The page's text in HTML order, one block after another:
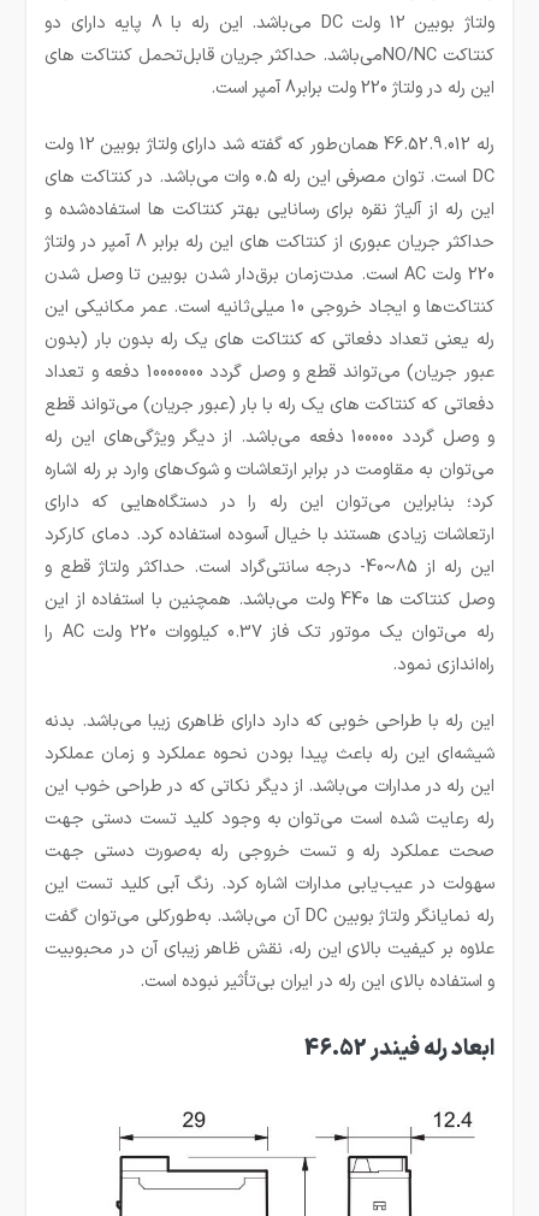
ولتاژ بوبین 12 ولت DC می‌باشد. این رله با 8 پایه دارای دو
کنتاکت NO/NCمی‌باشد. حداکثر جریان قابل‌تحمل کنتاکت های
این رله در ولتاژ 220 ولت برابر8 آمپر است.
رله 46.52.9.012 همان‌طور که گفته شد دارای ولتاژ بوبین 12 ولت
DC است. توان مصرفی این رله 0.5 وات می‌باشد. در کنتاکت های
این رله از آلیاژ نقره برای رسانایی بهتر کنتاکت ها استفاده‌شده و
حداکثر جریان عبوری از کنتاکت های این رله برابر 8 آمپر در ولتاژ
220 ولت AC است. مدت‌زمان برق‌دار شدن بوبین تا وصل شدن
کنتاکت‌ها و ایجاد خروجی 10 میلی‌ثانیه است. عمر مکانیکی این
رله یعنی تعداد دفعاتی که کنتاکت های یک رله بدون بار (بدون
عبور جریان) می‌تواند قطع و وصل گردد 10000000 دفعه و تعداد
دفعاتی که کنتاکت های یک رله با بار (عبور جریان) می‌تواند قطع
و وصل گردد 100000 دفعه می‌باشد. از دیگر ویژگی‌های این رله
می‌توان به مقاومت در برابر ارتعاشات و شوک‌های وارد بر رله اشاره
کرد؛ بنابراین می‌توان این رله را در دستگاه‌هایی که دارای
ارتعاشات زیادی هستند با خیال آسوده استفاده کرد. دمای کارکرد
این رله از 85~40- درجه سانتی‌گراد است. حداکثر ولتاژ قطع و
وصل کنتاکت ها 440 ولت می‌باشد. همچنین با استفاده از این
رله می‌توان یک موتور تک فاز 0.37 کیلووات 220 ولت AC را
راه‌اندازی نمود.
این رله با طراحی خوبی که دارد دارای ظاهری زیبا می‌باشد. بدنه
شیشه‌ای این رله باعث پیدا بودن نحوه عملکرد و زمان عملکرد
این رله در مدارات می‌باشد. از دیگر نکاتی که در طراحی خوب این
رله رعایت شده است می‌توان به وجود کلید تست دستی جهت
صحت عملکرد رله و تست خروجی رله به‌صورت دستی جهت
سهولت در عیب‌یابی مدارات اشاره کرد. رنگ آبی کلید تست این
رله نمایانگر ولتاژ بوبین DC آن می‌باشد. به‌طورکلی می‌توان گفت
علاوه بر کیفیت بالای این رله، نقش ظاهر زیبای آن در محبوبیت
و استفاده بالای این رله در ایران بی‌تأثیر نبوده است.
ابعاد رله فیندر 46.52